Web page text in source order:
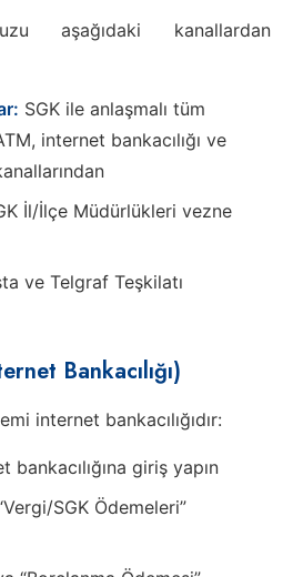
aşağıdaki kanallardan
SGK ile anlaşmalı tüm
internet bankacılığı ve
İl/İlçe Müdürlükleri vezne
ve Telgraf Teşkilatı
Bankacılığı)
internet bankacılığıdır:
bankacılığına giriş yapın
SGK Ödemeleri”